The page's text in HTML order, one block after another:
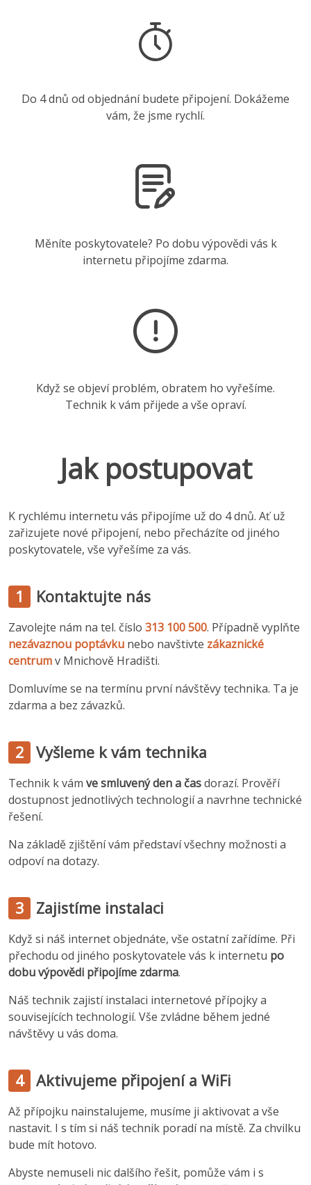
Do 4 dnů od objednání budete připojení. Dokážeme
vám, že jsme rychlí.
Měníte poskytovatele? Po dobu výpovědi vás k
internetu připojíme zdarma.
Když se objeví problém, obratem ho vyřešíme.
Technik k vám přijede a vše opraví.
Jak postupovat
K rychlému internetu vás připojíme už do 4 dnů. Ať už
zařizujete nové připojení, nebo přecházíte od jiného
poskytovatele, vše vyřešíme za vás.
1 Kontaktujte nás
Zavolejte nám na tel. číslo 313 100 500. Případně vyplňte
nezávaznou poptávku nebo navštivte zákaznické
centrumv Mnichově Hradišti.
Domluvíme se na termínu první návštěvy technika. Ta je
zdarma a bez závazků.
2 Vyšleme k vám technika
Technik k vám ve smluvený den a časdorazí. Prověří
dostupnost jednotlivých technologií a navrhne technické
řešení.
Na základě zjištění vám představí všechny možnosti a
odpoví na dotazy.
3 Zajistíme instalaci
Když si náš internet objednáte, vše ostatní zařídíme. Při
přechodu od jiného poskytovatele vás k internetu po
dobu výpovědi připojíme zdarma.
Náš technik zajistí instalaci internetové přípojky a
souvisejících technologií. Vše zvládne během jedné
návštěvy u vás doma.
4 Aktivujeme připojení a WiFi
Až přípojku nainstalujeme, musíme ji aktivovat a vše
nastavit. I s tím si náš technik poradí na místě. Za chvilku
bude mít hotovo.
Abyste nemuseli nic dalšího řešit, pomůže vám i s